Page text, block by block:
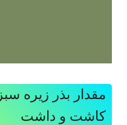
مقدار بذر زیره
کاشت و داشت